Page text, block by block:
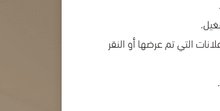
التي تم عرضها أو النقر